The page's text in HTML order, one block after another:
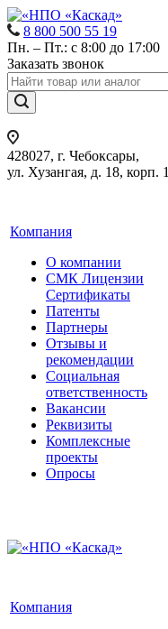
8 800 500 55 19
Пн. – Пт.: с 8:00 до 17:00
Заказать звонок
428027, г. Чебоксары,
ул. Хузангая, д. 18, корп. 1
Компания
О компании
СМК Лицензии
Сертификаты
Патенты
Партнеры
Отзывы и
рекомендации
Социальная
ответственность
Вакансии
Реквизиты
Комплексные
проекты
Опросы
Компания